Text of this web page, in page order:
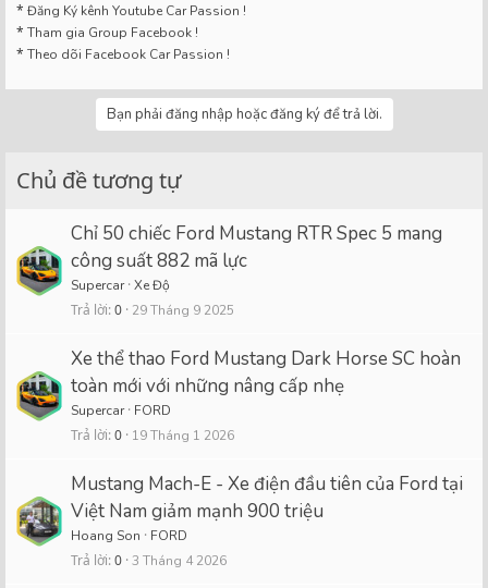
* Đăng Ký kênh Youtube Car Passion !
* Tham gia Group Facebook !
* Theo dõi Facebook Car Passion !
Bạn phải đăng nhập hoặc đăng ký để trả lời.
Chủ đề tương tự
Chỉ 50 chiếc Ford Mustang RTR Spec 5 mang
công suất 882 mã lực
Supercar Xe Độ
Trả lời 0 29 Tháng 9 2025
Xe thể thao Ford Mustang Dark Horse SC hoàn
toàn mới với những nâng cấp nhẹ
Supercar FORD
Trả lời 0 19 Tháng 1 2026
Mustang Mach-E - Xe điện đầu tiên của Ford tại
Việt Nam giảm mạnh 900 triệu
Hoang Son FORD
Trả lời 0 3 Tháng 4 2026